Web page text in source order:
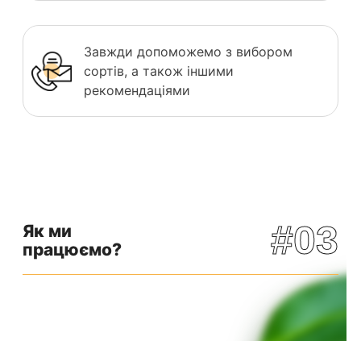
Завжди допоможемо з вибором
сортів, а також іншими
рекомендаціями
Як ми
працюємо?
#03